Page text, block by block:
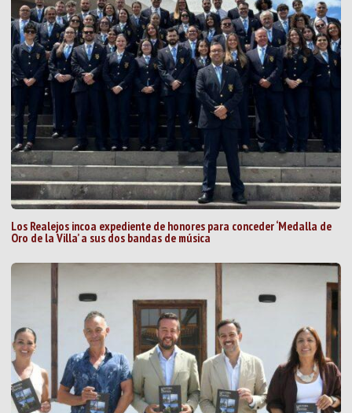
Los Realejos incoa expediente de honores para conceder ‘Medalla de
Oro de la Villa’ a sus dos bandas de música